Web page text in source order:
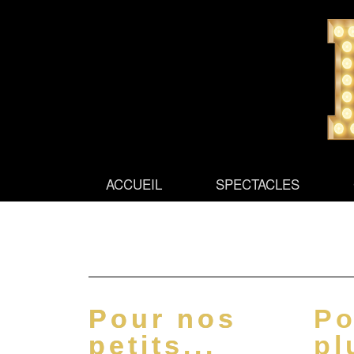
ACCUEIL SPECTACLES
Pour nos
petits...